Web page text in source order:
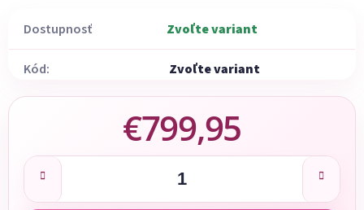
Dostupnosť Zvoľte variant
Kód: Zvoľte variant
€799,95
Jednotková cena: